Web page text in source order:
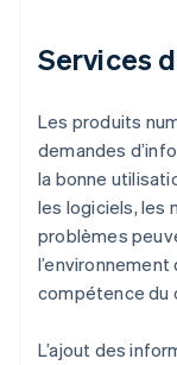
Services
Les produits
demandes
la bonne
les logiciels, les
problèmes
compétence du
L’ajout des